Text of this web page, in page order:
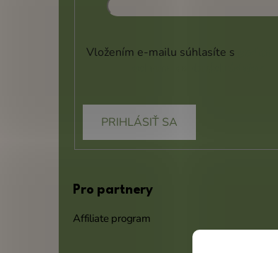
Vložením e-mailu súhlasíte s
PRIHLÁSIŤ SA
Pro partnery
Affiliate program